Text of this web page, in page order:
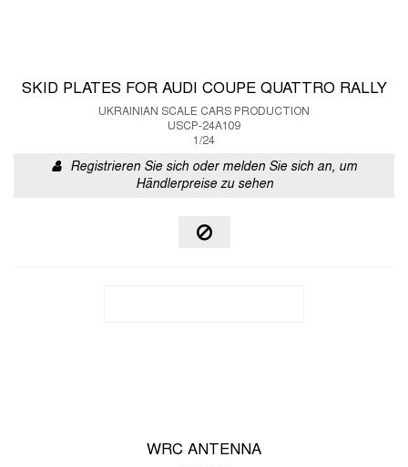
SKID PLATES FOR AUDI COUPE QUATTRO RALLY
UKRAINIAN SCALE CARS PRODUCTION
USCP-24A109
1/24
Registrieren Sie sich oder melden Sie sich an, um
Händlerpreise zu sehen
WRC ANTENNA